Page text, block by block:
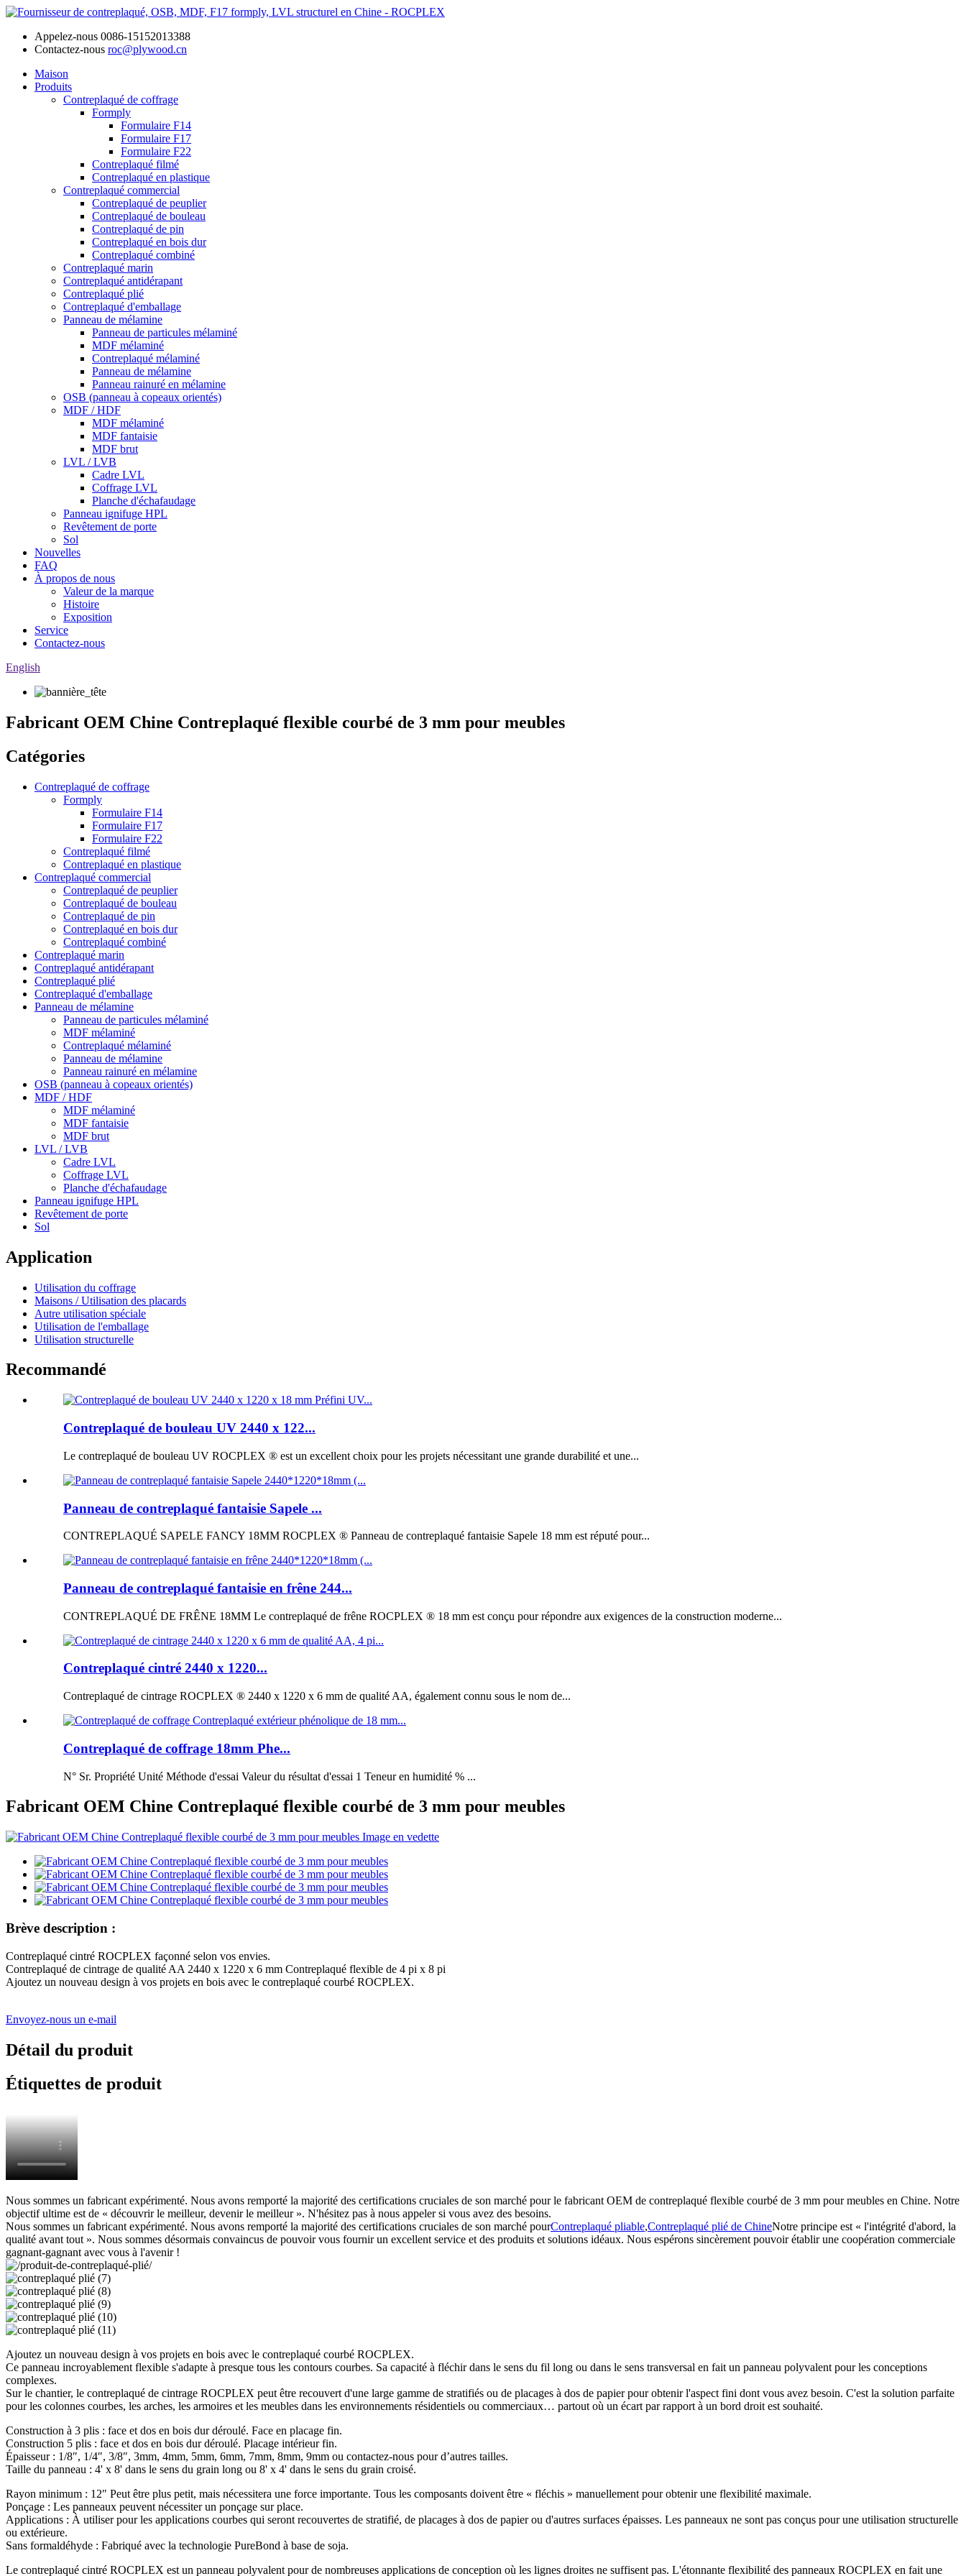
Appelez-nous 0086-15152013388
Contactez-nous roc@plywood.cn
Maison
Produits
Contreplaqué de coffrage
Formply
Formulaire F14
Formulaire F17
Formulaire F22
Contreplaqué filmé
Contreplaqué en plastique
Contreplaqué commercial
Contreplaqué de peuplier
Contreplaqué de bouleau
Contreplaqué de pin
Contreplaqué en bois dur
Contreplaqué combiné
Contreplaqué marin
Contreplaqué antidérapant
Contreplaqué plié
Contreplaqué d'emballage
Panneau de mélamine
Panneau de particules mélaminé
MDF mélaminé
Contreplaqué mélaminé
Panneau de mélamine
Panneau rainuré en mélamine
OSB (panneau à copeaux orientés)
MDF / HDF
MDF mélaminé
MDF fantaisie
MDF brut
LVL / LVB
Cadre LVL
Coffrage LVL
Planche d'échafaudage
Panneau ignifuge HPL
Revêtement de porte
Sol
Nouvelles
FAQ
À propos de nous
Valeur de la marque
Histoire
Exposition
Service
Contactez-nous
English
Fabricant OEM Chine Contreplaqué flexible courbé de 3 mm pour meubles
Catégories
Contreplaqué de coffrage
Formply
Formulaire F14
Formulaire F17
Formulaire F22
Contreplaqué filmé
Contreplaqué en plastique
Contreplaqué commercial
Contreplaqué de peuplier
Contreplaqué de bouleau
Contreplaqué de pin
Contreplaqué en bois dur
Contreplaqué combiné
Contreplaqué marin
Contreplaqué antidérapant
Contreplaqué plié
Contreplaqué d'emballage
Panneau de mélamine
Panneau de particules mélaminé
MDF mélaminé
Contreplaqué mélaminé
Panneau de mélamine
Panneau rainuré en mélamine
OSB (panneau à copeaux orientés)
MDF / HDF
MDF mélaminé
MDF fantaisie
MDF brut
LVL / LVB
Cadre LVL
Coffrage LVL
Planche d'échafaudage
Panneau ignifuge HPL
Revêtement de porte
Sol
Application
Utilisation du coffrage
Maisons / Utilisation des placards
Autre utilisation spéciale
Utilisation de l'emballage
Utilisation structurelle
Recommandé
Contreplaqué de bouleau UV 2440 x 122...
Le contreplaqué de bouleau UV ROCPLEX ® est un excellent choix pour les projets nécessitant une grande durabilité et une...
Panneau de contreplaqué fantaisie Sapele ...
CONTREPLAQUÉ SAPELE FANCY 18MM ROCPLEX ® Panneau de contreplaqué fantaisie Sapele 18 mm est réputé pour...
Panneau de contreplaqué fantaisie en frêne 244...
CONTREPLAQUÉ DE FRÊNE 18MM Le contreplaqué de frêne ROCPLEX ® 18 mm est conçu pour répondre aux exigences de la construction moderne...
Contreplaqué cintré 2440 x 1220...
Contreplaqué de cintrage ROCPLEX ® 2440 x 1220 x 6 mm de qualité AA, également connu sous le nom de...
Contreplaqué de coffrage 18mm Phe...
N° Sr. Propriété Unité Méthode d'essai Valeur du résultat d'essai 1 Teneur en humidité % ...
Fabricant OEM Chine Contreplaqué flexible courbé de 3 mm pour meubles
Brève description :
Contreplaqué cintré ROCPLEX façonné selon vos envies.
Contreplaqué de cintrage de qualité AA 2440 x 1220 x 6 mm Contreplaqué flexible de 4 pi x 8 pi
Ajoutez un nouveau design à vos projets en bois avec le contreplaqué courbé ROCPLEX.
Envoyez-nous un e-mail
Détail du produit
Étiquettes de produit
Nous sommes un fabricant expérimenté. Nous avons remporté la majorité des certifications cruciales de son marché pour le fabricant OEM de contreplaqué flexible courbé de 3 mm pour meubles en Chine. Notre
objectif ultime est de « découvrir le meilleur, devenir le meilleur ». N'hésitez pas à nous appeler si vous avez des besoins.
Nous sommes un fabricant expérimenté. Nous avons remporté la majorité des certifications cruciales de son marché pourContreplaqué pliable,Contreplaqué plié de ChineNotre principe est « l'intégrité d'abord, la
qualité avant tout ». Nous sommes désormais convaincus de pouvoir vous fournir un excellent service et des produits et solutions idéaux. Nous espérons sincèrement pouvoir établir une coopération commerciale
gagnant-gagnant avec vous à l'avenir !
Ajoutez un nouveau design à vos projets en bois avec le contreplaqué courbé ROCPLEX.
Ce panneau incroyablement flexible s'adapte à presque tous les contours courbes. Sa capacité à fléchir dans le sens du fil long ou dans le sens transversal en fait un panneau polyvalent pour les conceptions
complexes.
Sur le chantier, le contreplaqué de cintrage ROCPLEX peut être recouvert d'une large gamme de stratifiés ou de placages à dos de papier pour obtenir l'aspect fini dont vous avez besoin. C'est la solution parfaite
pour les colonnes courbes, les arches, les armoires et les meubles dans les environnements résidentiels ou commerciaux… partout où un écart par rapport à un bord droit est souhaité.
Construction à 3 plis : face et dos en bois dur déroulé. Face en placage fin.
Construction 5 plis : face et dos en bois dur déroulé. Placage intérieur fin.
Épaisseur : 1/8″, 1/4″, 3/8″, 3mm, 4mm, 5mm, 6mm, 7mm, 8mm, 9mm ou contactez-nous pour d’autres tailles.
Taille du panneau : 4' x 8' dans le sens du grain long ou 8' x 4' dans le sens du grain croisé.
Rayon minimum : 12″ Peut être plus petit, mais nécessitera une force importante. Tous les composants doivent être « fléchis » manuellement pour obtenir une flexibilité maximale.
Ponçage : Les panneaux peuvent nécessiter un ponçage sur place.
Applications : À utiliser pour les applications courbes qui seront recouvertes de stratifié, de placages à dos de papier ou d'autres surfaces épaisses. Les panneaux ne sont pas conçus pour une utilisation structurelle
ou extérieure.
Sans formaldéhyde : Fabriqué avec la technologie PureBond à base de soja.
Le contreplaqué cintré ROCPLEX est un panneau polyvalent pour de nombreuses applications de conception où les lignes droites ne suffisent pas. L'étonnante flexibilité des panneaux ROCPLEX en fait une